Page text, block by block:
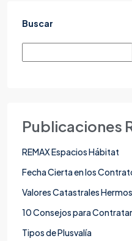
Buscar
Publicaciones
REMAX Espacios Hábitat
Fecha Cierta en los
Valores Catastrales
10 Consejos para
Tipos de Plusvalía